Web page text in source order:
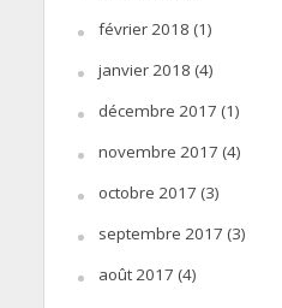
février 2018 (1)
janvier 2018 (4)
décembre 2017 (1)
novembre 2017 (4)
octobre 2017 (3)
septembre 2017 (3)
août 2017 (4)